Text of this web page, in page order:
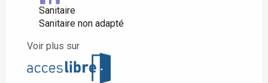
Sanitaire
Sanitaire non adapté
Voir plus sur